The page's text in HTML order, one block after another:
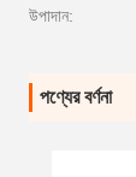
উপাদান:
পণ্যের বর্ণনা